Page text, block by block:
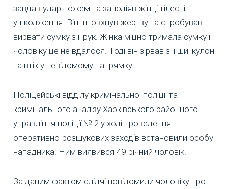
завдав удар ножем та заподіяв жінці тілесні
ушкодження. Він штовхнув жертву та спробував
вирвати сумку з її рук. Жінка міцно тримала сумку і
чоловіку це не вдалося. Тоді він зірвав з її шиї кулон
та втік у невідомому напрямку.
Поліцейські відділу кримінальної поліції та
кримінального аналізу Харківського районного
управління поліції № 2 у ході проведення
оперативно-розшукових заходів встановили особу
нападника. Ним виявився 49-річний чоловік.
За даним фактом слідчі повідомили чоловіку про